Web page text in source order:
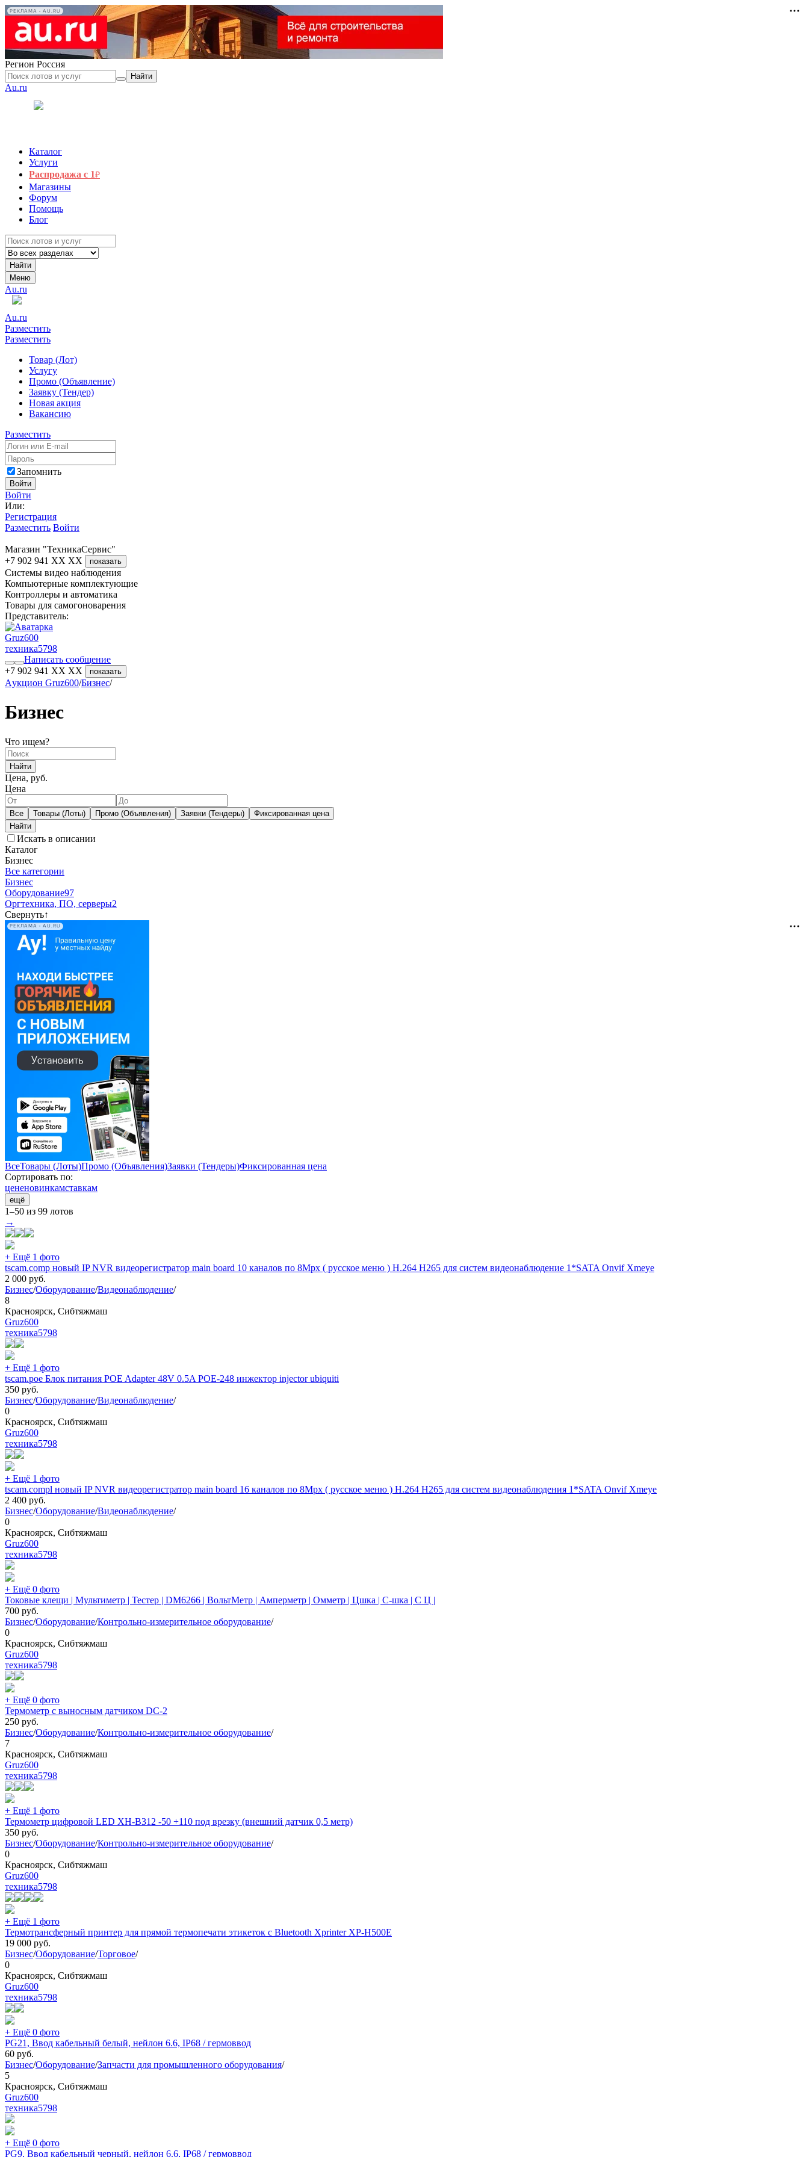
РЕКЛАМА • AU.RU
Регион Россия
Найти
Au.ru
Каталог
Услуги
Распродажа с 1₽
Магазины
Форум
Помощь
Блог
Найти
Меню
Au.ru
Au.ru
Разместить
Разместить
Товар (Лот)
Услугу
Промо (Объявление)
Заявку (Тендер)
Новая акция
Вакансию
Разместить
Запомнить
Войти
Войти
Или:
Регистрация
Разместить Войти
Магазин "ТехникаСервис"
+7 902 941 XX XX
показать
Системы видео наблюдения
Компьютерные комплектующие
Контроллеры и автоматика
Товары для самогоноварения
Представитель:
Gruz600
техника5798
Написать сообщение
+7 902 941 XX XX
показать
Aукцион Gruz600/Бизнес/
Бизнес
Что ищем?
Найти
Цена, руб.
Цена
Все Товары (Лоты) Промо (Объявления) Заявки (Тендеры) Фиксированная цена
Искать в описании
Каталог
Бизнес
Все категории
Бизнес
Оборудование97
Оргтехника, ПО, серверы2
Свернуть↑
РЕКЛАМА • AU.RU
ВсеТовары (Лоты)Промо (Объявления)Заявки (Тендеры)Фиксированная цена
Сортировать по:
цененовинкамставкам
ещё
1–50 из 99 лотов
→
+ Ещё 1 фото
tscam.comp новый IP NVR видеорегистратор main board 10 каналов по 8Mpx ( русское меню ) H.264 H265 для систем видеонаблюдение 1*SATA Onvif Xmeye
2 000 руб.
Бизнес/Оборудование/Видеонаблюдение/
8
Красноярск, Сибтяжмаш
Gruz600
техника5798
+ Ещё 1 фото
tscam.poe Блок питания POE Adapter 48V 0.5A POE-248 инжектор injector ubiquiti
350 руб.
Бизнес/Оборудование/Видеонаблюдение/
0
Красноярск, Сибтяжмаш
Gruz600
техника5798
+ Ещё 1 фото
tscam.compl новый IP NVR видеорегистратор main board 16 каналов по 8Mpx ( русское меню ) H.264 H265 для систем видеонаблюдения 1*SATA Onvif Xmeye
2 400 руб.
Бизнес/Оборудование/Видеонаблюдение/
0
Красноярск, Сибтяжмаш
Gruz600
техника5798
+ Ещё 0 фото
Токовые клещи | Мультиметр | Тестер | DM6266 | ВольтМетр | Амперметр | Омметр | Цшка | С-шка | С Ц |
700 руб.
Бизнес/Оборудование/Контрольно-измерительное оборудование/
0
Красноярск, Сибтяжмаш
Gruz600
техника5798
+ Ещё 0 фото
Термометр с выносным датчиком DC-2
250 руб.
Бизнес/Оборудование/Контрольно-измерительное оборудование/
7
Красноярск, Сибтяжмаш
Gruz600
техника5798
+ Ещё 1 фото
Термометр цифровой LED XH-B312 -50 +110 под врезку (внешний датчик 0,5 метр)
350 руб.
Бизнес/Оборудование/Контрольно-измерительное оборудование/
0
Красноярск, Сибтяжмаш
Gruz600
техника5798
+ Ещё 1 фото
Термотрансферный принтер для прямой термопечати этикеток с Bluetooth Xprinter XP-H500E
19 000 руб.
Бизнес/Оборудование/Торговое/
0
Красноярск, Сибтяжмаш
Gruz600
техника5798
+ Ещё 0 фото
PG21, Ввод кабельный белый, нейлон 6.6, IP68 / гермоввод
60 руб.
Бизнес/Оборудование/Запчасти для промышленного оборудования/
5
Красноярск, Сибтяжмаш
Gruz600
техника5798
+ Ещё 0 фото
PG9, Ввод кабельный черный, нейлон 6.6, IP68 / гермоввод